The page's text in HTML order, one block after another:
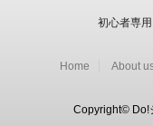
初心者専
Home About
Copyright© Do!